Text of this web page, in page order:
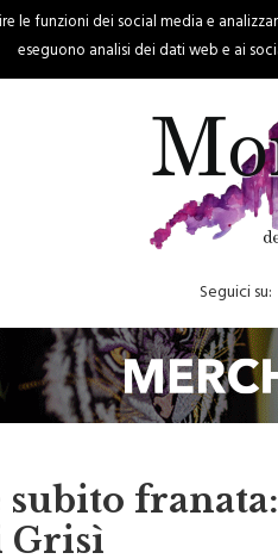
PALERMO REGIONE
Seguici su:
le funzioni dei social media e
eseguono analisi dei dati web e ai